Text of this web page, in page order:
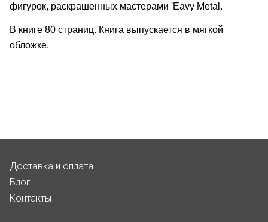
фигурок, раскрашенных мастерами 'Eavy Metal.
В книге 80 страниц. Книга выпускается в мягкой
обложке.
Доставка и оплата
Блог
Контакты